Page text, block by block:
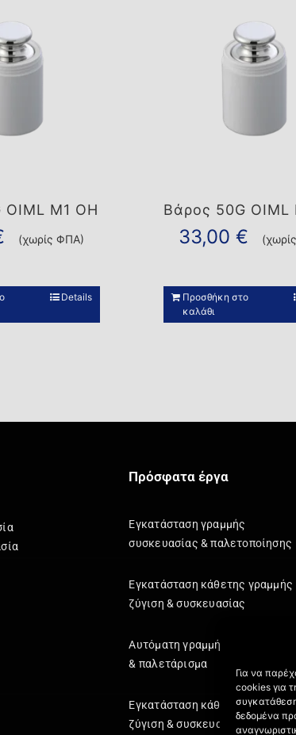
Για να
cookies για
δεδομένα
M1 OH
(χωρίς ΦΠΑ)
Details
Βάρος 50G OIML
33,00€
Προσθήκη στο
καλάθι
Πρόσφατα έργα
Εγκατάσταση γραμμής
συσκευασίας & παλετοποίησης
Εγκατάσταση κάθετης γραμμής
ζύγιση & συσκευασίας
Αυτόματη γραμμή
& παλετάρισμα
Εγκατάσταση κάθετης γραμμής
ζύγιση & συσκευασίας